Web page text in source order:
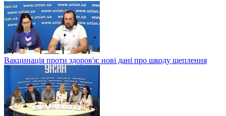
Вакцинація проти здоров'я: нові дані про шкоду щеплення